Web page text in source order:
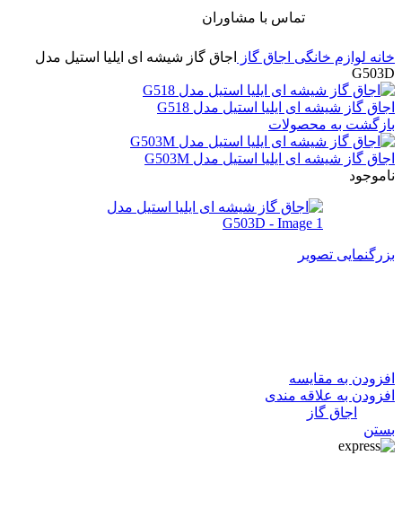
تماس با مشاوران
خانه لوازم خانگی اجاق گاز
اجاق گاز شیشه ای ایلیا استیل مدل
G503D
اجاق گاز شیشه ای ایلیا استیل مدل G518
بازگشت به محصولات
اجاق گاز شیشه ای ایلیا استیل مدل G503M
ناموجود
بزرگنمایی تصویر
افزودن به مقایسه
افزودن به علاقه مندی
اجاق گاز
بستن